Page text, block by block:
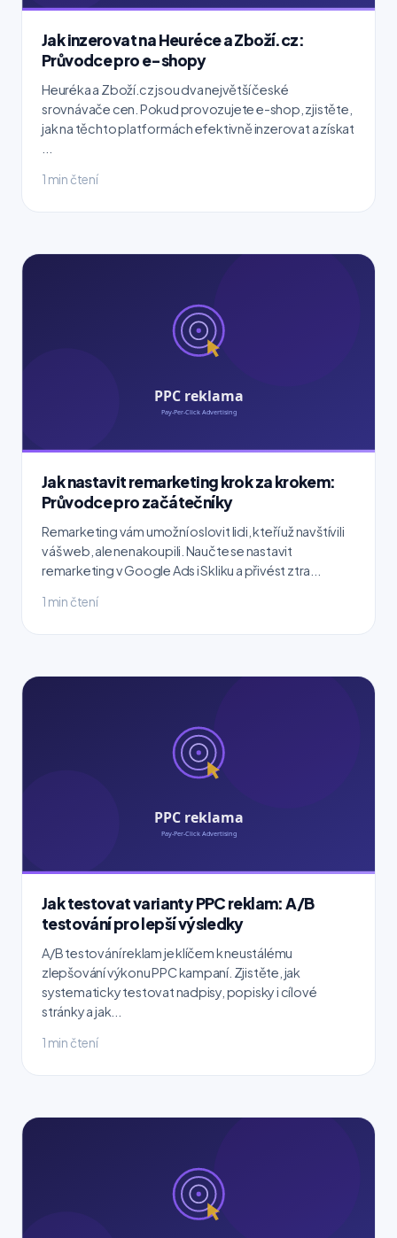
Jak inzerovat na Heuréce a Zboží.cz:
Průvodce pro e-shopy
Heuréka a Zboží.cz jsou dva největší české
srovnávače cen. Pokud provozujete e-shop, zjistěte,
jak na těchto platformách efektivně inzerovat a získat
1 min čtení
Jak nastavit remarketing krok za krokem:
Průvodce pro začátečníky
Remarketing vám umožní oslovit lidi, kteří už navštívili
váš web, ale nenakoupili. Naučte se nastavit
remarketing v Google Ads i Skliku a přivést ztra...
1 min čtení
Jak testovat varianty PPC reklam: A/B
testování pro lepší výsledky
A/B testování reklam je klíčem k neustálému
zlepšování výkonu PPC kampaní. Zjistěte, jak
systematicky testovat nadpisy, popisky i cílové
stránky a jak...
1 min čtení